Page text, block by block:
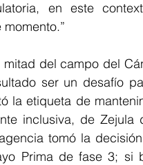
en este
del campo del
ser un desafío
la etiqueta de
inclusiva, de
tomó la
Prima de fase 3; si